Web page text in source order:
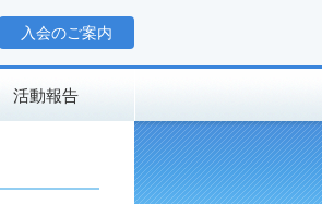
入会のご案内
活動報告